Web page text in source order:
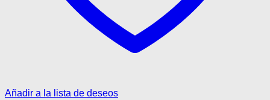
Añadir a la lista de deseos